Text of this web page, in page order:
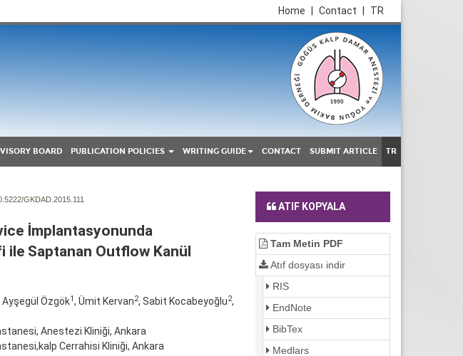
TR
Contact
Home
BOARD PUBLICATION POLICIES WRITING GUIDE CONTACT SUBMIT ARTICLE TR
GKDAD.2015.111
İmplantasyonunda
Saptanan Outflow Kanül
Ayşegül Özgök1, Ümit Kervan2, Sabit Kocabeyoğlu2,
Anestezi Kliniği, Ankara
Cerrahisi Kliniği, Ankara
ATIF KOPYALA
Tam Metin PDF
Atıf dosyası indir
RIS
EndNote
BibTex
Medlars